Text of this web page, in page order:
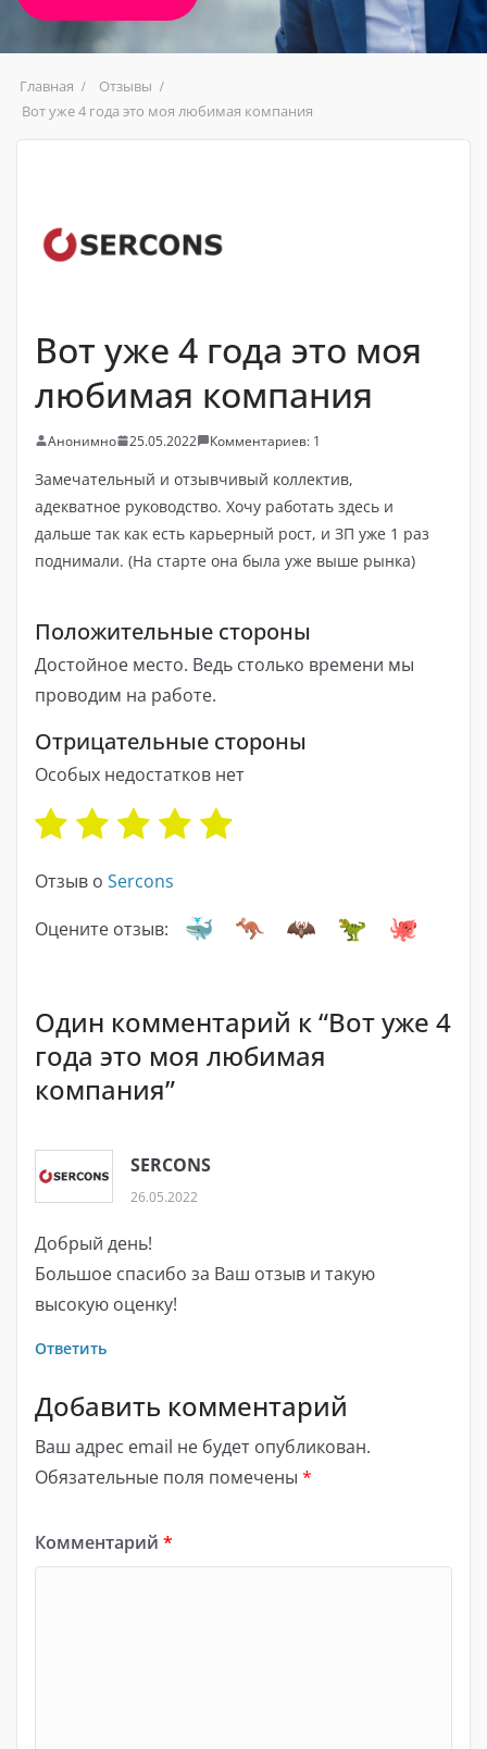
Главная
Отзывы
Вот уже 4 года это моя любимая компания
Вот уже 4 года это моя
любимая компания
Анонимно 25.05.2022 Комментариев: 1
Замечательный и отзывчивый коллектив,
адекватное руководство. Хочу работать здесь и
дальше так как есть карьерный рост, и ЗП уже 1 раз
поднимали. (На старте она была уже выше рынка)
Положительные стороны
Достойное место. Ведь столько времени мы
проводим на работе.
Отрицательные стороны
Особых недостатков нет
Отзыв о Sercons
Оцените отзыв:
Один комментарий к “Вот уже 4
года это моя любимая
компания”
SERCONS
26.05.2022
Добрый день!
Большое спасибо за Ваш отзыв и такую
высокую оценку!
Ответить
Добавить комментарий
Ваш адрес email не будет опубликован.
Обязательные поля помечены *
Комментарий *